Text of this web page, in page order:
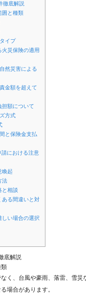
徹底解説
囲と種類
イプ
火災保険の適用
然災害による
金額を超えて
担額について
方式
と保険金支払
における注意
喚起
法
と相談
ある間違いと対
しい場合の選択
底解説
く、台風や豪雨、落雷、雪災
場合があります。